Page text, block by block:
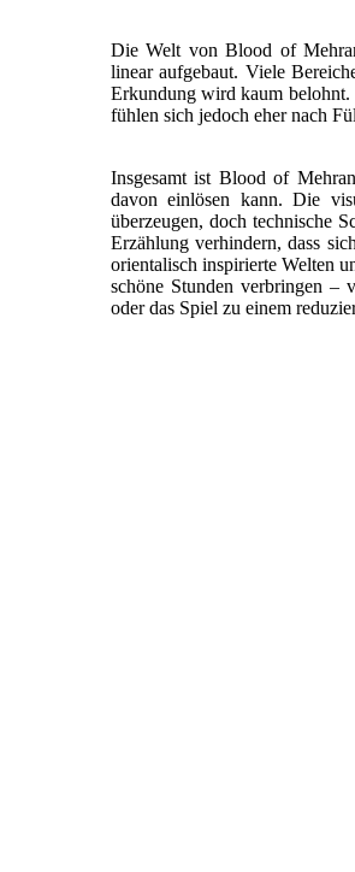
Die Welt von Blood of
linear aufgebaut. Viele
Erkundung wird kaum belohnt.
fühlen sich jedoch eher nach
Insgesamt ist Blood of
davon einlösen kann. Die
überzeugen, doch technische
Erzählung verhindern, dass
orientalisch inspirierte Welten
schöne Stunden verbringen –
oder das Spiel zu einem